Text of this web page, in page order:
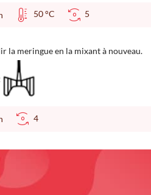
50 °C 5
la meringue en la mixant à nouveau.
4